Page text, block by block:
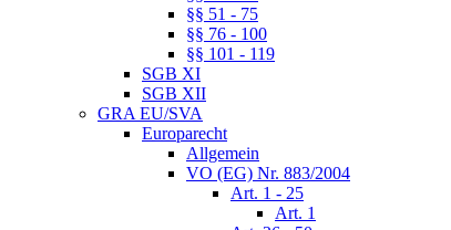
§§ 51 - 75
§§ 76 - 100
§§ 101 - 119
SGB XI
SGB XII
GRA EU/SVA
Europarecht
Allgemein
VO (EG) Nr. 883/2004
Art. 1 - 25
Art. 1